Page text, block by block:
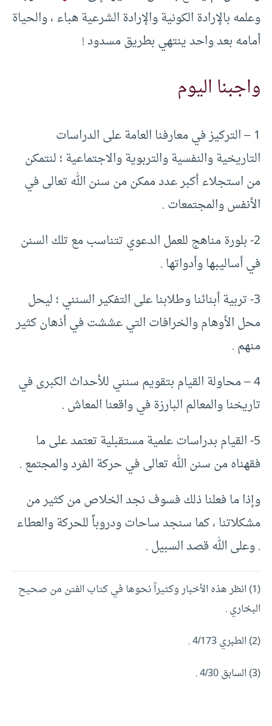
وعلمه بالإرادة الكونية والإرادة الشرعية هباء ، والحياة
أمامه بعد واحد ينتهي بطريق مسدود !
واجبنا اليوم
1 – التركيز في معارفنا العامة على الدراسات
التاريخية والنفسية والتربوية والاجتماعية ؛ لنتمكن
من استجلاء أكبر عدد ممكن من سنن الله تعالى في
الأنفس والمجتمعات .
2- بلورة مناهج للعمل الدعوي تتناسب مع تلك السنن
في أساليبها وأدواتها .
3- تربية أبنائنا وطلابنا على التفكير السنني ؛ ليحل
محل الأوهام والخرافات التي عششت في أذهان كثير
منهم .
4 – محاولة القيام بتقويم سنني للأحداث الكبرى في
تاريخنا والمعالم البارزة في واقعنا المعاش .
5- القيام بدراسات علمية مستقبلية تعتمد على ما
فقهناه من سنن الله تعالى في حركة الفرد والمجتمع .
وإذا ما فعلنا ذلك فسوف نجد الخلاص من كثير من
مشكلاتنا ، كما سنجد ساحات ودروباً للحركة والعطاء
. وعلى الله قصد السبيل .
(1) انظر هذه الأخبار وكثيراً نحوها في كتاب الفتن من صحيح
البخاري .
(2) الطبري 4/173 .
(3) السابق 4/30 .